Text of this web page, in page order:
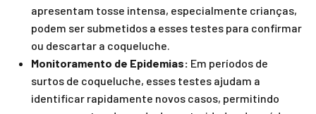
apresentam tosse intensa, especialmente crianças,
podem ser submetidos a esses testes para confirmar
ou descartar a coqueluche.
Monitoramento de Epidemias: Em períodos de
surtos de coqueluche, esses testes ajudam a
identificar rapidamente novos casos, permitindo